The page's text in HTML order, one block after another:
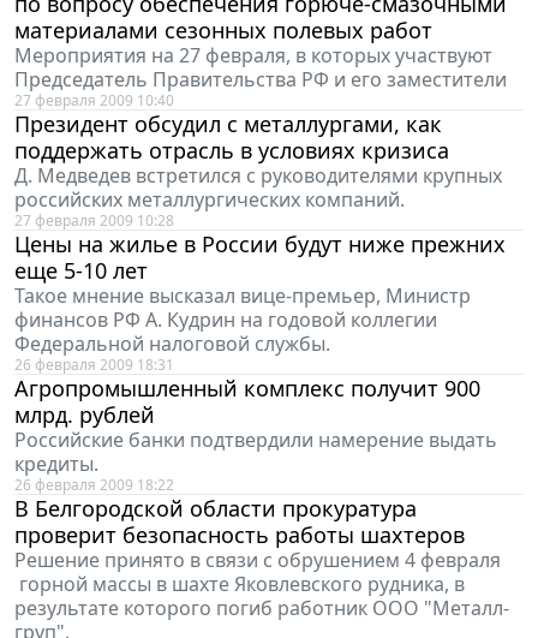
материалами сезонных полевых работ
Мероприятия на 27 февраля, в которых участвуют
Председатель Правительства РФ и его заместители
27 февраля 2009 10:40
Президент обсудил с металлургами, как
поддержать отрасль в условиях кризиса
Д. Медведев встретился с руководителями крупных
российских металлургических компаний.
27 февраля 2009 10:28
Цены на жилье в России будут ниже прежних
еще 5-10 лет
Такое мнение высказал вице-премьер, Министр
финансов РФ А. Кудрин на годовой коллегии
Федеральной налоговой службы.
26 февраля 2009 18:31
Агропромышленный комплекс получит 900
млрд. рублей
Российские банки подтвердили намерение выдать
кредиты.
26 февраля 2009 18:22
В Белгородской области прокуратура
проверит безопасность работы шахтеров
Решение принято в связи с обрушением 4 февраля
горной массы в шахте Яковлевского рудника, в
результате которого погиб работник ООО "Металл-
груп".